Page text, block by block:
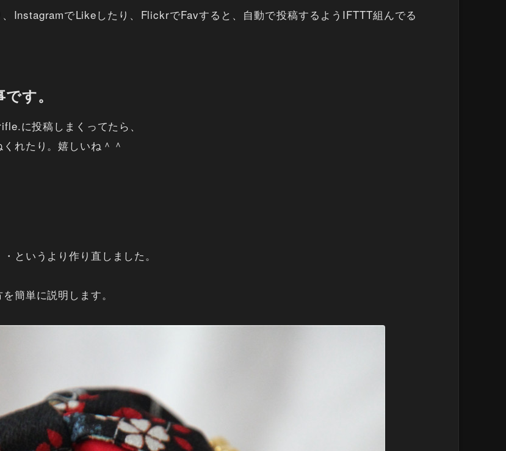
InstagramでLikeしたり、FlickrでFavすると、自動で投稿するようIFTTT組んでる
す。
に投稿しまくってたら、
れたり。嬉しいね＾＾
というより作り直しました。
簡単に説明します。